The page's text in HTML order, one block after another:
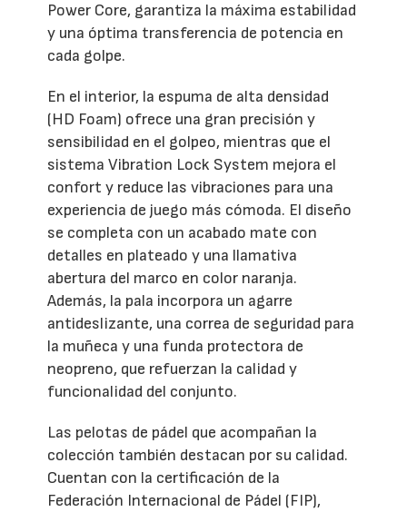
Power Core, garantiza la máxima estabilidad
y una óptima transferencia de potencia en
cada golpe.
En el interior, la espuma de alta densidad
(HD Foam) ofrece una gran precisión y
sensibilidad en el golpeo, mientras que el
sistema Vibration Lock System mejora el
confort y reduce las vibraciones para una
experiencia de juego más cómoda. El diseño
se completa con un acabado mate con
detalles en plateado y una llamativa
abertura del marco en color naranja.
Además, la pala incorpora un agarre
antideslizante, una correa de seguridad para
la muñeca y una funda protectora de
neopreno, que refuerzan la calidad y
funcionalidad del conjunto.
Las pelotas de pádel que acompañan la
colección también destacan por su calidad.
Cuentan con la certificación de la
Federación Internacional de Pádel (FIP),